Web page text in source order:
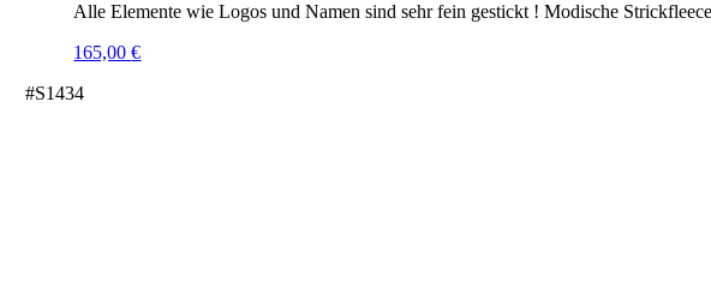
Alle Elemente wie Logos und Namen sind sehr fein gestickt ! Modische
165,00€
#S1434